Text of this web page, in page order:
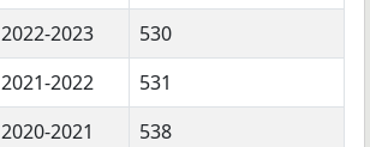
2022-2023
530
2021-2022
531
2020-2021
538